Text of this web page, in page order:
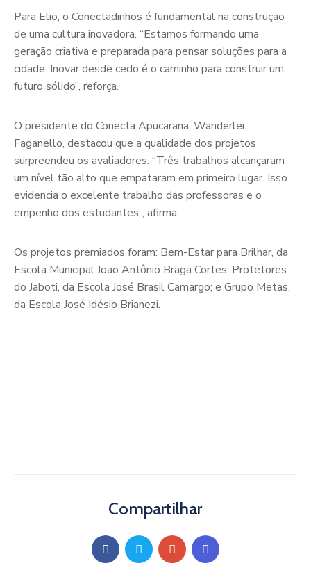
Para Elio, o Conectadinhos é fundamental na construção
de uma cultura inovadora. “Estamos formando uma
geração criativa e preparada para pensar soluções para a
cidade. Inovar desde cedo é o caminho para construir um
futuro sólido”, reforça.
O presidente do Conecta Apucarana, Wanderlei
Faganello, destacou que a qualidade dos projetos
surpreendeu os avaliadores. “Três trabalhos alcançaram
um nível tão alto que empataram em primeiro lugar. Isso
evidencia o excelente trabalho das professoras e o
empenho dos estudantes”, afirma.
Os projetos premiados foram: Bem-Estar para Brilhar, da
Escola Municipal João Antônio Braga Cortes; Protetores
do Jaboti, da Escola José Brasil Camargo; e Grupo Metas,
da Escola José Idésio Brianezi.
Compartilhar